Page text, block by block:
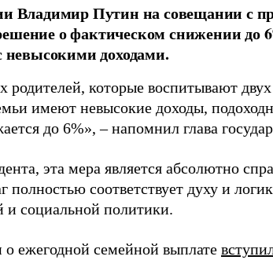
Владимир Путин на совещании с
о фактическом снижении до
невысокими доходами.
которые воспитывают двух
имеют невысокие доходы,
до 6%», – напомнил глава
эта мера является абсолютно
полностью соответствует духу и
и социальной политики.
ежегодной семейной выплате